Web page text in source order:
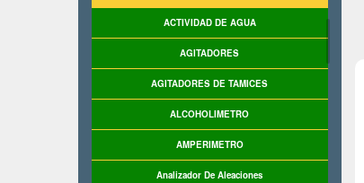
ACTIVIDAD DE AGUA
AGITADORES
AGITADORES DE TAMICES
ALCOHOLIMETRO
AMPERIMETRO
Analizador De Aleaciones